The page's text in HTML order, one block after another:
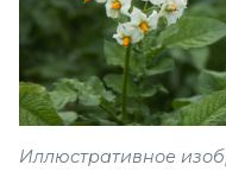
Иллюстративное